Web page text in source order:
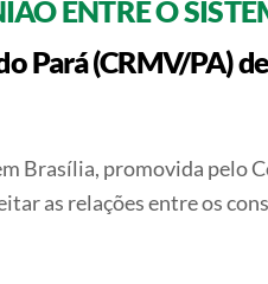
ENTRE O
Pará (CRMV/PA)
Brasília, promovida pelo
as relações entre os